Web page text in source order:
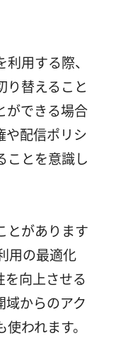
用する際、
り替えること
ができる場合
や配信ポリシ
ことを意識し
とがあります
用の最適化
を向上させる
域からのアク
われます。